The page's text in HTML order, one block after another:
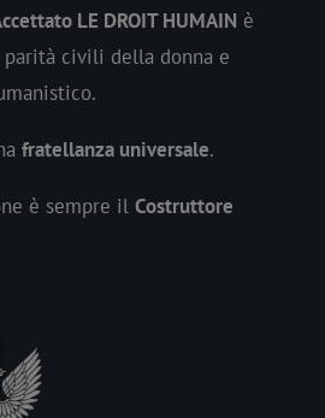
LE DROIT HUMAIN è
civili della donna e
fratellanza universale.
è sempre il Costruttore